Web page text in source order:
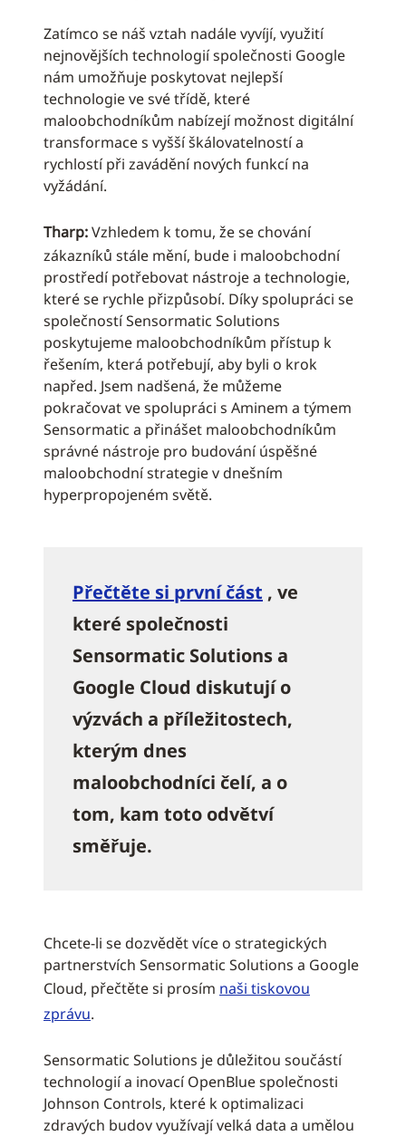
Zatímco se náš vztah nadále vyvíjí, využití
nejnovějších technologií společnosti Google
nám umožňuje poskytovat nejlepší
technologie ve své třídě, které
maloobchodníkům nabízejí možnost digitální
transformace s vyšší škálovatelností a
rychlostí při zavádění nových funkcí na
vyžádání.
Tharp:Vzhledem k tomu, že se chování
zákazníků stále mění, bude i maloobchodní
prostředí potřebovat nástroje a technologie,
které se rychle přizpůsobí. Díky spolupráci se
společností Sensormatic Solutions
poskytujeme maloobchodníkům přístup k
řešením, která potřebují, aby byli o krok
napřed. Jsem nadšená, že můžeme
pokračovat ve spolupráci s Aminem a týmem
Sensormatic a přinášet maloobchodníkům
správné nástroje pro budování úspěšné
maloobchodní strategie v dnešním
hyperpropojeném světě.
Přečtěte si první část , ve
které společnosti
Sensormatic Solutions a
Google Cloud diskutují o
výzvách a příležitostech,
kterým dnes
maloobchodníci čelí, a o
tom, kam toto odvětví
směřuje.
Chcete-li se dozvědět více o strategických
partnerstvích Sensormatic Solutions a Google
Cloud, přečtěte si prosím naši tiskovou
zprávu.
Sensormatic Solutions je důležitou součástí
technologií a inovací OpenBlue společnosti
Johnson Controls, které k optimalizaci
zdravých budov využívají velká data a umělou